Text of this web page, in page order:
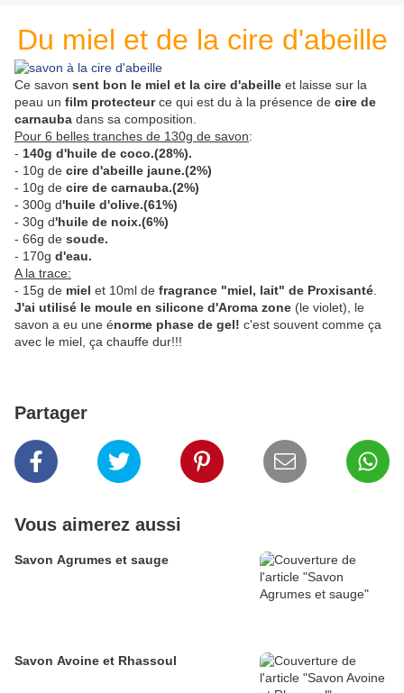
Du miel et de la cire d'abeille
Ce savon sent bon le miel et la cire d'abeille et laisse sur la
peau un film protecteurce qui est du à la présence de cire de
carnauba dans sa composition.
Pour 6 belles tranches de 130g de savon:
- 140g d'huile de coco.(28%).
- 10g de cire d'abeille jaune.(2%)
- 10g de cire de carnauba.(2%)
- 300g d'huile d'olive.(61%)
- 30g d'huile de noix.(6%)
- 66g de soude.
- 170g d'eau.
A la trace:
- 15g de miel et 10ml de fragrance "miel, lait" de Proxisanté
J'ai utilisé le moule en silicone d'Aroma zone (le violet), le
savon a eu une énorme phase de gel! c'est souvent comme ça
avec le miel, ça chauffe dur!!!
Partager
Vous aimerez aussi
Savon Agrumes et sauge
Savon Avoine et Rhassoul